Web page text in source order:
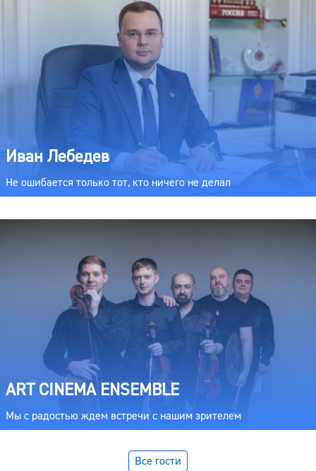
Иван Лебедев
Не ошибается только тот, кто ничего не делал
ART CINEMA ENSEMBLE
Мы с радостью ждем встречи с нашим зрителем
Все гости